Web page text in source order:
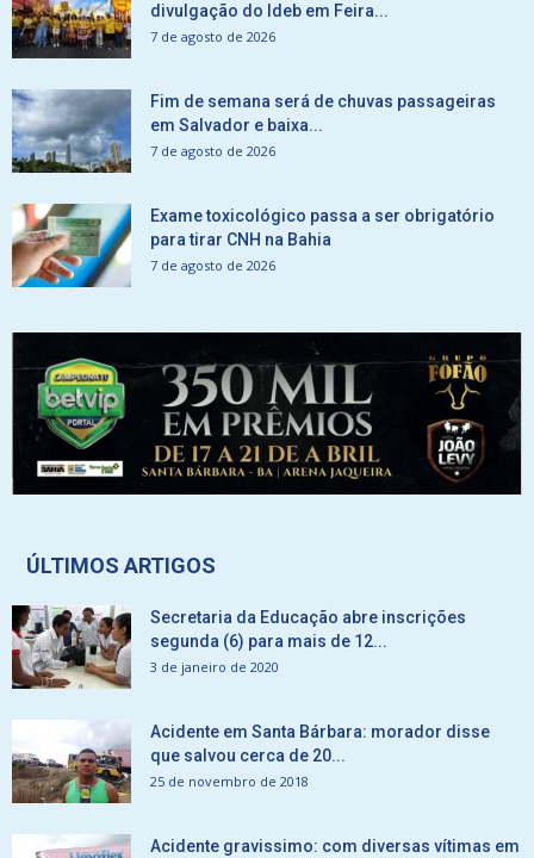
divulgação do Ideb em Feira...
7 de agosto de 2026
Fim de semana será de chuvas passageiras
em Salvador e baixa...
7 de agosto de 2026
Exame toxicológico passa a ser obrigatório
para tirar CNH na Bahia
7 de agosto de 2026
ÚLTIMOS ARTIGOS
Secretaria da Educação abre inscrições
segunda (6) para mais de 12...
3 de janeiro de 2020
Acidente em Santa Bárbara: morador disse
que salvou cerca de 20...
25 de novembro de 2018
Acidente gravissimo: com diversas vítimas em